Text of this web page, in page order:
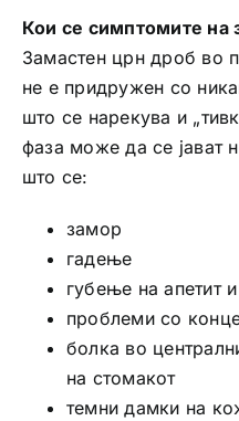
Кои се симптомите на
Замастен црн дроб во
не е придружен со
што се нарекува и
фаза може да се јават
што се:
замор
гадење
губење на апетит
проблеми со
болка во
на стомакот
темни дамки на